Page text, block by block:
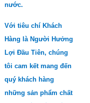
nước.
Với tiêu chí Khách
Hàng là Người Hưởng
Lợi Đầu Tiên, chúng
tôi cam kết mang đến
quý khách hàng
những sản phẩm chất